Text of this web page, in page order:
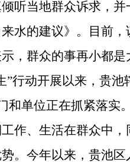
听当地群众诉求，
来水的建议》。目前
，群众的事再小都
动开展以来，贵池
和单位正在抓紧落实
、生活在群众中，
。今年以来，贵池